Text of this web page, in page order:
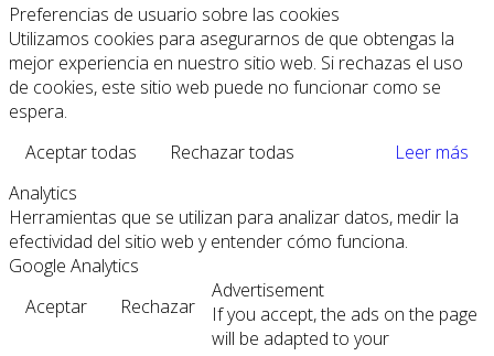
Preferencias de usuario sobre las cookies
Utilizamos cookies para asegurarnos de que obtengas la
mejor experiencia en nuestro sitio web. Si rechazas el uso
de cookies, este sitio web puede no funcionar como se
espera.
Aceptar todas
Rechazar todas
Leer más
Analytics
Herramientas que se utilizan para analizar datos, medir la
efectividad del sitio web y entender cómo funciona.
Google Analytics
Aceptar
Rechazar
Advertisement
If you accept, the ads on the page
will be adapted to your